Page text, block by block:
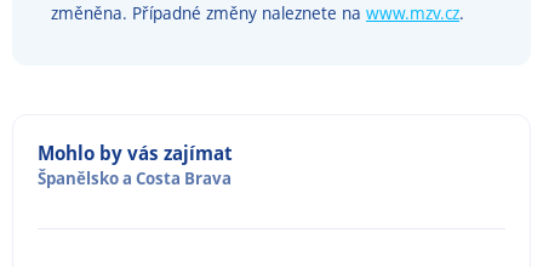
změněna. Případné změny naleznete na www.mzv.cz.
Mohlo by vás zajímat
Španělskoa Costa Brava